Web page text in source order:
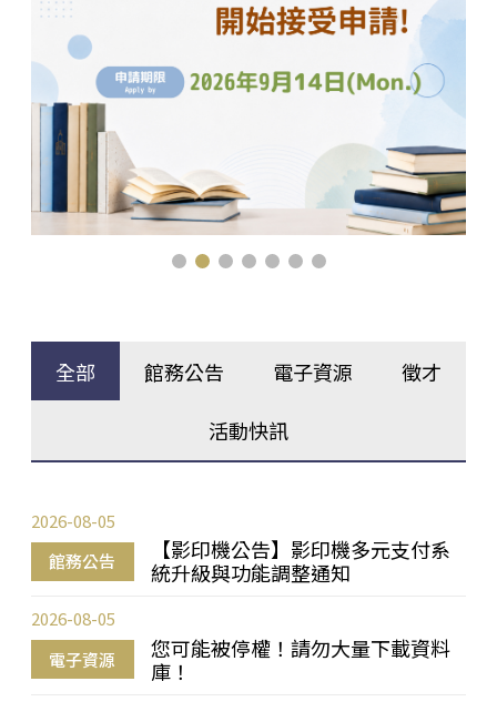
全部 館務公告 電子資源 徵才
活動快訊
館務公告
【影印機公告】影印機多元支付系
統升級與功能調整通知
2026-08-05
電子資源
您可能被停權！請勿大量下載資料
庫！
2026-08-05